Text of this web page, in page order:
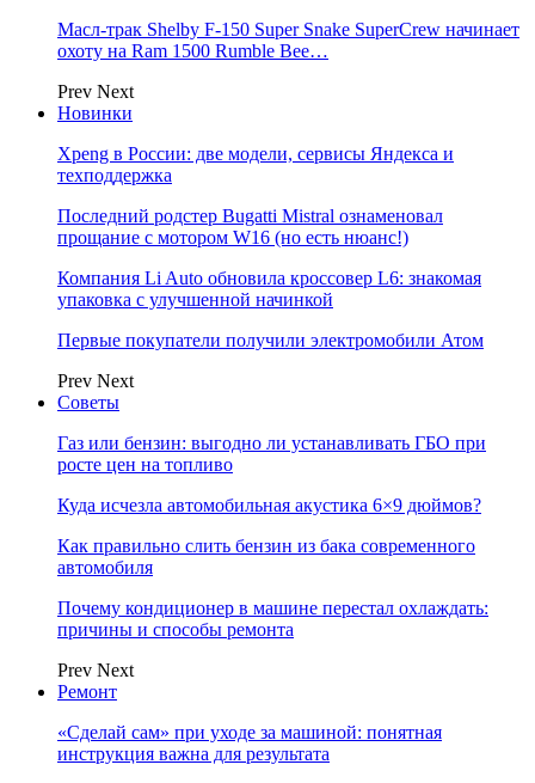
Масл-трак Shelby F-150 Super Snake SuperCrew начинает
охоту на Ram 1500 Rumble Bee…
Prev Next
Новинки
Xpeng в России: две модели, сервисы Яндекса и
техподдержка
Последний родстер Bugatti Mistral ознаменовал
прощание с мотором W16 (но есть нюанс!)
Компания Li Auto обновила кроссовер L6: знакомая
упаковка с улучшенной начинкой
Первые покупатели получили электромобили Атом
Prev Next
Советы
Газ или бензин: выгодно ли устанавливать ГБО при
росте цен на топливо
Куда исчезла автомобильная акустика 6×9 дюймов?
Как правильно слить бензин из бака современного
автомобиля
Почему кондиционер в машине перестал охлаждать:
причины и способы ремонта
Prev Next
Ремонт
«Сделай сам» при уходе за машиной: понятная
инструкция важна для результата